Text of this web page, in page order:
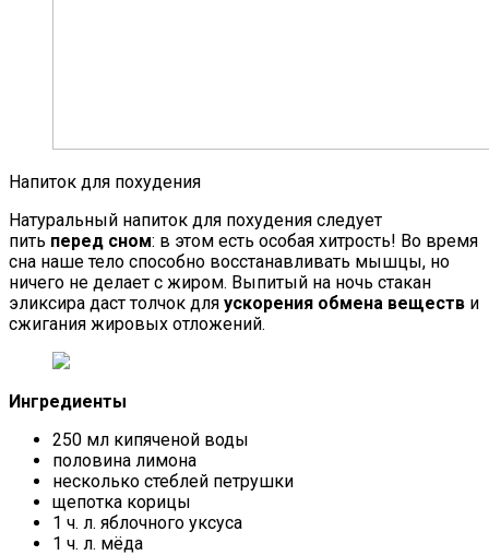
Напиток для похудения
Натуральный напиток для похудения следует
пить перед сном: в этом есть особая хитрость! Во время
сна наше тело способно восстанавливать мышцы, но
ничего не делает с жиром. Выпитый на ночь стакан
эликсира даст толчок для ускорения обмена веществ и
сжигания жировых отложений.
Ингредиенты
250 мл кипяченой воды
половина лимона
несколько стеблей петрушки
щепотка корицы
1 ч. л. яблочного уксуса
1 ч. л. мёда